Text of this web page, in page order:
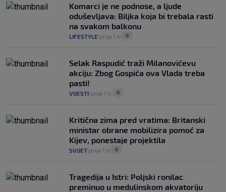
Komarci je ne podnose, a ljude
oduševljava: Biljka koja bi trebala rasti
na svakom balkonu
LIFESTYLE prije 1 h 0
Selak Raspudić traži Milanovićevu
akciju: Zbog Gospića ova Vlada treba
pasti!
VIJESTI prije 1 h 0
Kritična zima pred vratima: Britanski
ministar obrane mobilizira pomoć za
Kijev, ponestaje projektila
SVIJET prije 1 h 0
Tragedija u Istri: Poljski ronilac
preminuo u medulinskom akvatoriju